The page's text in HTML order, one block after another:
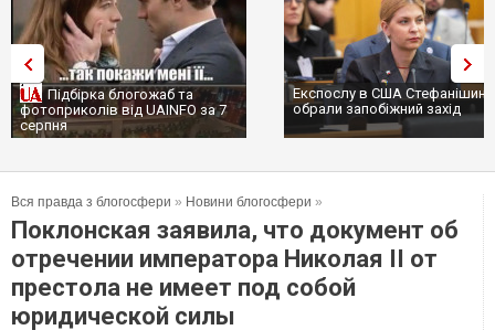
Підбірка блогожаб та
фотоприколів від UAINFO за 7
серпня
Експослу в США
обрали запобіжний захід
Вся правда з блогосфери » Новини блогосфери »
Поклонская заявила, что документ об
отречении императора Николая II от
престола не имеет под собой
юридической силы